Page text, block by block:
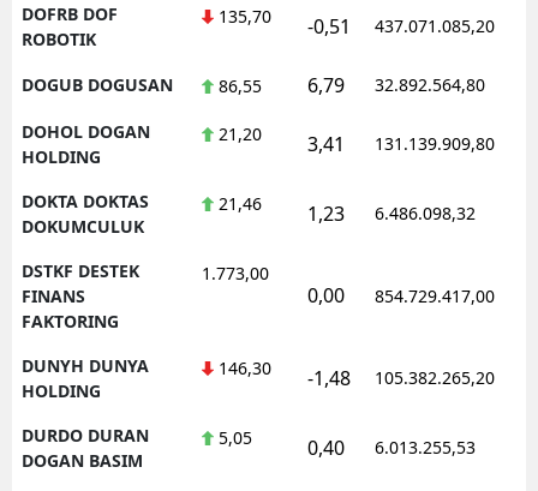
DOFRB DOF
ROBOTIK
135,70 -0,51 437.071.085,20
DOGUB DOGUSAN 86,55 6,79 32.892.564,80
DOHOL DOGAN
HOLDING
21,20 3,41 131.139.909,80
DOKTA DOKTAS
DOKUMCULUK
21,46 1,23 6.486.098,32
DSTKF DESTEK
FINANS
FAKTORING
1.773,00
0,00 854.729.417,00
DUNYH DUNYA
HOLDING
146,30 -1,48 105.382.265,20
DURDO DURAN
DOGAN BASIM
5,05 0,40 6.013.255,53